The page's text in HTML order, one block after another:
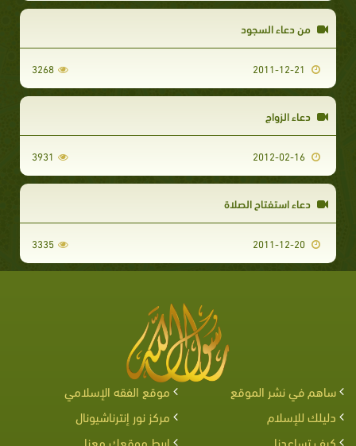
من دعاء السجود
3268
دعاء الزواج
3931
دعاء استفتاح الصلاة
3335
ساهم في نشر الموقع
موقع الفقه الإسلامي
دليلك للإسلام
مركز نور إنترناشيونال
كيف تساعدنا
اربط موقعك معنا